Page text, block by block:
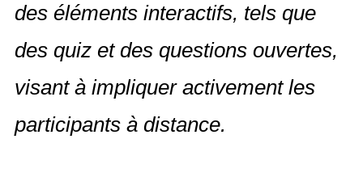
des éléments interactifs, tels que
des quiz et des questions ouvertes,
visant à impliquer activement les
participants à distance.